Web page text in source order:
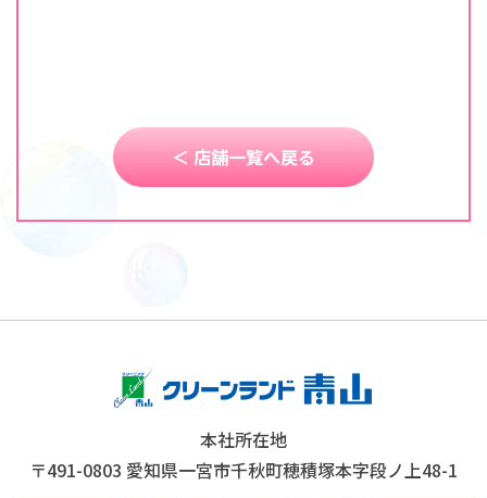
＜ 店舗一覧へ戻る
本社所在地
〒491-0803 愛知県一宮市千秋町穂積塚本字段ノ上48-1